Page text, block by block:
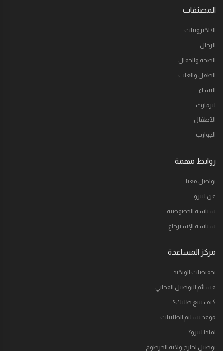
المصنفات
الالكترونيات
الرجال
الصحة والجمال
الطفل والعاب
النساء
لنزمارت
الأطفال
الجوارب
روابط مهمة
تواصل معنا
عن لينزو
سياسة الخصوصية
سياسة الإسترجاع
مركز المساعدة
تخفيضات الويكند
قسائم التوصيل المجاني
كيف تتبع طلبك؟
موعد تسليم الطلبيات
لماذا لينزو؟
توصيل لخارج ولاية الخرطوم